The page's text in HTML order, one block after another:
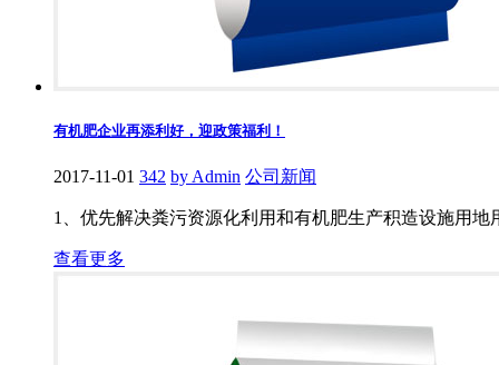
有机肥企业再添利好，迎政策福利！
2017-11-01 342 by Admin 公司新闻
1、优先解决粪污资源化利用和有机肥生产积造设施用
查看更多